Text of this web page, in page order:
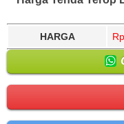
HARGA Rp.